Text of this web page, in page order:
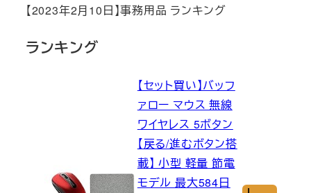
【2023年2月10日】事務用品 ランキング
ランキング
【セット買い】バッフ
ァロー マウス 無線
ワイヤレス 5ボタン
【戻る/進むボタン搭
載】 小型 軽量 節電
モデル 最大584日